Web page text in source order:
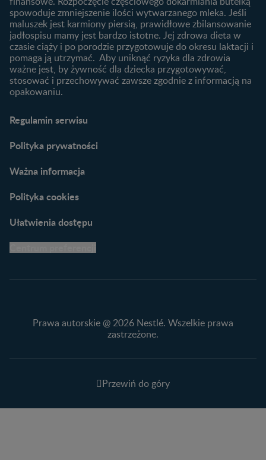
Przydatne materiały dla
rodziców
Poradniki dla rodziców
Karty do zdjęć dla
Maluszka
Materiały do pobrania
Narzędzia dla rodziców
praktyczne wskazówki
spowoduje zmniejszenie ilości wytwarzanego mleka. Jeśli
maluszek jest karmiony piersią, prawidłowe zbilansowanie
jadłospisu mamy jest bardzo istotne. Jej zdrowa dieta w
czasie ciąży i po porodzie przygotowuje do okresu laktacji i
pomaga ją utrzymać. Aby uniknąć ryzyka dla zdrowia
ważne jest, by żywność dla dziecka przygotowywać,
stosować i przechowywać zawsze zgodnie z informacją na
opakowaniu.
Regulamin serwisu
Polityka prywatności
Ważna informacja
Polityka cookies
Ułatwienia dostępu
Prawa autorskie @ 2026 Nestlé. Wszelkie prawa
zastrzeżone.
Przewiń do góry